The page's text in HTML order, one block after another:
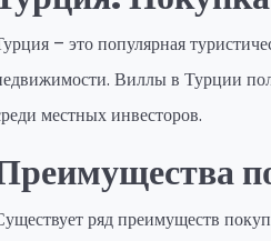
– это популярная
Виллы в Турции
местных инвесторов.
ряд преимуществ